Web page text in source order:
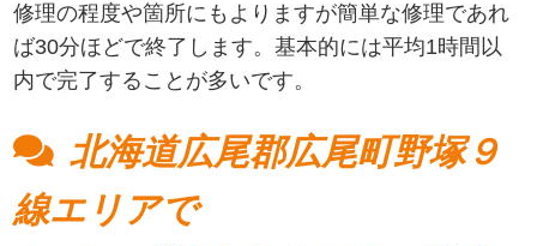
修理の程度や箇所にもよりますが簡単な修理であれ
ば30分ほどで終了します。基本的には平均1時間以
内で完了することが多いです。
北海道広尾郡広尾町野塚９
線エリアで